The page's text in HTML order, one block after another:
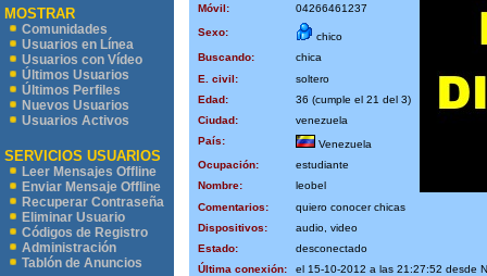
MOSTRAR
Comunidades
Usuarios en Línea
Usuarios con Vídeo
Últimos Usuarios
Últimos Perfiles
Nuevos Usuarios
Usuarios Activos
SERVICIOS USUARIOS
Leer Mensajes Offline
Enviar Mensaje Offline
Recuperar Contraseña
Eliminar Usuario
Códigos de Registro
Administración
Tablón de Anuncios
Móvil:
04266461237
Sexo:
chico
Buscando:
chica
E. civil:
soltero
Edad:
36 (cumple el 21 del 3)
Ciudad:
venezuela
País:
Venezuela
Ocupación:
estudiante
Nombre:
leobel
Comentarios:
quiero conocer chicas
Dispositivos:
audio, video
Estado:
desconectado
Última conexión:
el 15-10-2012 a las 21:27:52 desde